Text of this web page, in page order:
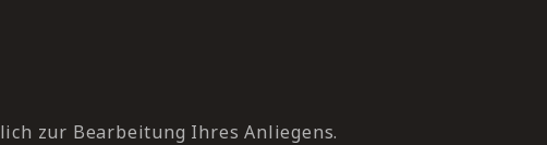
zur Bearbeitung Ihres Anliegens.